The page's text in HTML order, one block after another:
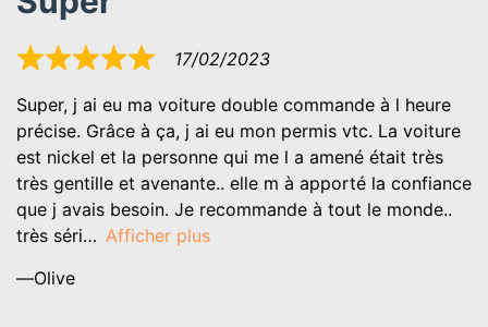
c
n
t
e
n
u
Noté
sur
5
17/02/2023
Super, j ai eu ma voiture double commande à l heure
précise. Grâce à ça, j ai eu mon permis vtc. La voiture
est nickel et la personne qui me l a amené était très
très gentille et avenante.. elle m à apporté la confiance
que j avais besoin. Je recommande à tout le monde..
très séri
Afficher plus
Olive